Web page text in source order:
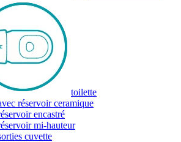
toilette
réservoir ceramique
encastré
mi-hauteur
cuvette